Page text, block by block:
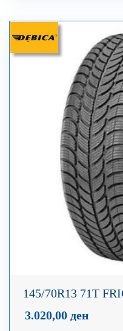
145/70R13 71T
3.020,00 ден